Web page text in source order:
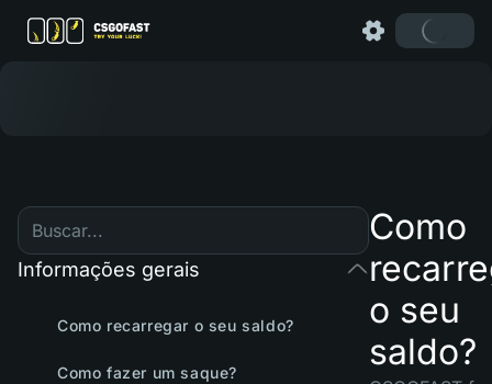
Informações gerais
Como recarregar o seu saldo?
Como fazer um saque?
Como
o seu
saldo?